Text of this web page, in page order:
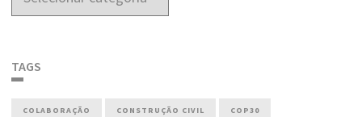
TAGS
COLABORAÇÃO CONSTRUÇÃO CIVIL COP30